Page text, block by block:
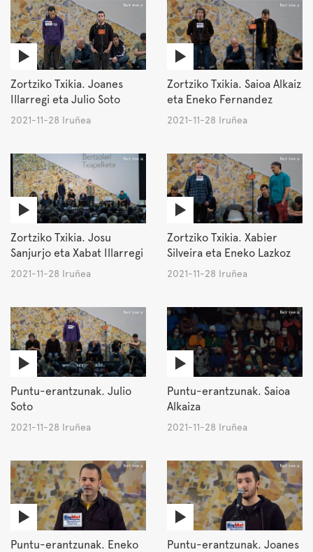
Zortziko Txikia. Joanes
Illarregi eta Julio Soto
2021-11-28 Iruñea
Zortziko Txikia. Saioa Alkaiz
eta Eneko Fernandez
2021-11-28 Iruñea
Zortziko Txikia. Josu
Sanjurjo eta Xabat Illarregi
2021-11-28 Iruñea
Zortziko Txikia. Xabier
Silveira eta Eneko Lazkoz
2021-11-28 Iruñea
Puntu-erantzunak. Julio
Soto
2021-11-28 Iruñea
Puntu-erantzunak. Saioa
Alkaiza
2021-11-28 Iruñea
Puntu-erantzunak. Eneko
Puntu-erantzunak. Joanes